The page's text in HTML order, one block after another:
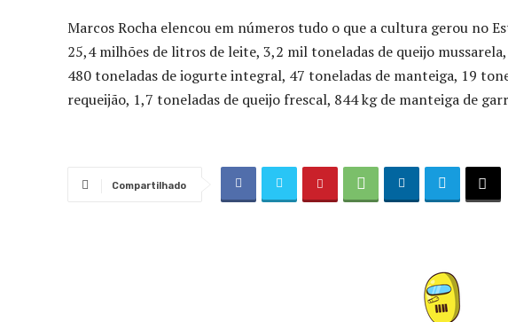
Marcos Rocha elencou em números tudo o que a cultura gerou no
25,4 milhões de litros de leite, 3,2 mil toneladas de queijo
480 toneladas de iogurte integral, 47 toneladas de manteiga, 19
requeijão, 1,7 toneladas de queijo frescal, 844 kg de manteiga de
Compartilhado